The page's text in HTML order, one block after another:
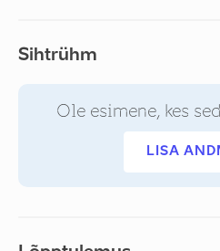
Sihtrühm
Ole esimene, kes
LISA